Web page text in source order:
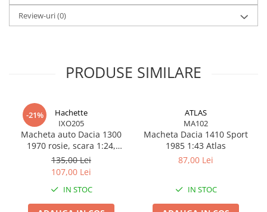
Review-uri(0)
PRODUSE SIMILARE
-21%
Hachette
IXO205
Macheta auto Dacia 1300
1970 rosie, scara 1:24,
miniatura metalica pentru
colectie
135,00 Lei
107,00 Lei
IN STOC
ATLAS
MA102
Macheta Dacia 1410 Sport
1985 1:43 Atlas
87,00 Lei
IN STOC